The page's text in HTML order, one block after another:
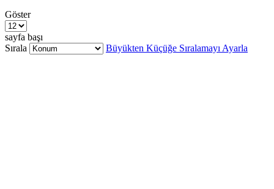
Göster
sayfa başı
Sırala
Büyükten Küçüğe Sıralamayı Ayarla